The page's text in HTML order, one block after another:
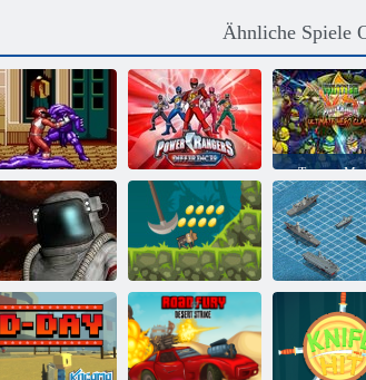
Ähnliche Spiele
Mighty Morphin
Power Rangers
Der Film
Power Rangers-
Unterschiede
Teenage
Ninja
gegen
Rangers:
Ultimate
Clash
Schlachtareal Indi Kanone
Krieg